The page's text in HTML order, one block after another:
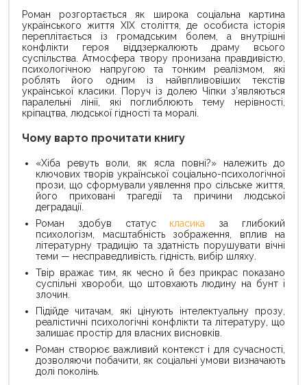
Роман розгортається як широка соціальна картина
українського життя ХІХ століття, де особиста історія
переплітається із громадським болем, а внутрішні
конфлікти героя віддзеркалюють драму всього
суспільства. Атмосфера твору пронизана правдивістю,
психологічною напругою та тонким реалізмом, які
роблять його одним із найвпливовіших текстів
української класики. Поруч із долею Чіпки з’являються
паралельні лінії, які поглиблюють тему нерівності,
кріпацтва, людської гідності та моралі.
Чому варто прочитати книгу
«Хіба ревуть воли, як ясла повні?» належить до
ключових творів української соціально-психологічної
прози, що сформували уявлення про сільське життя,
його приховані трагедії та причини людської
деградації.
Роман здобув статус класика за глибокий
психологізм, масштабність зображення, вплив на
літературну традицію та здатність порушувати вічні
теми — несправедливість, гідність, вибір шляху.
Твір вражає тим, як чесно й без прикрас показано
суспільні хвороби, що штовхають людину на бунт і
злочин.
Підійде читачам, які цінують інтелектуальну прозу,
реалістичні психологічні конфлікти та літературу, що
залишає простір для власних висновків.
Роман створює важливий контекст і для сучасності,
дозволяючи побачити, як соціальні умови визначають
долі поколінь.